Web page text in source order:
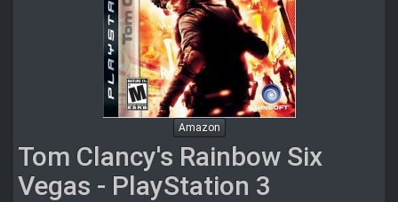
Amazon
Tom Clancy's Rainbow Six
Vegas - PlayStation 3